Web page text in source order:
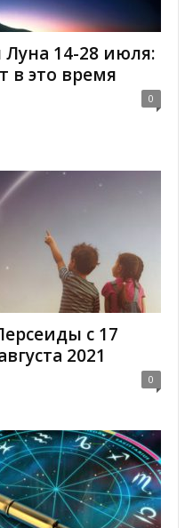
14-28 июля:
в это время
0
с 17
2021
0